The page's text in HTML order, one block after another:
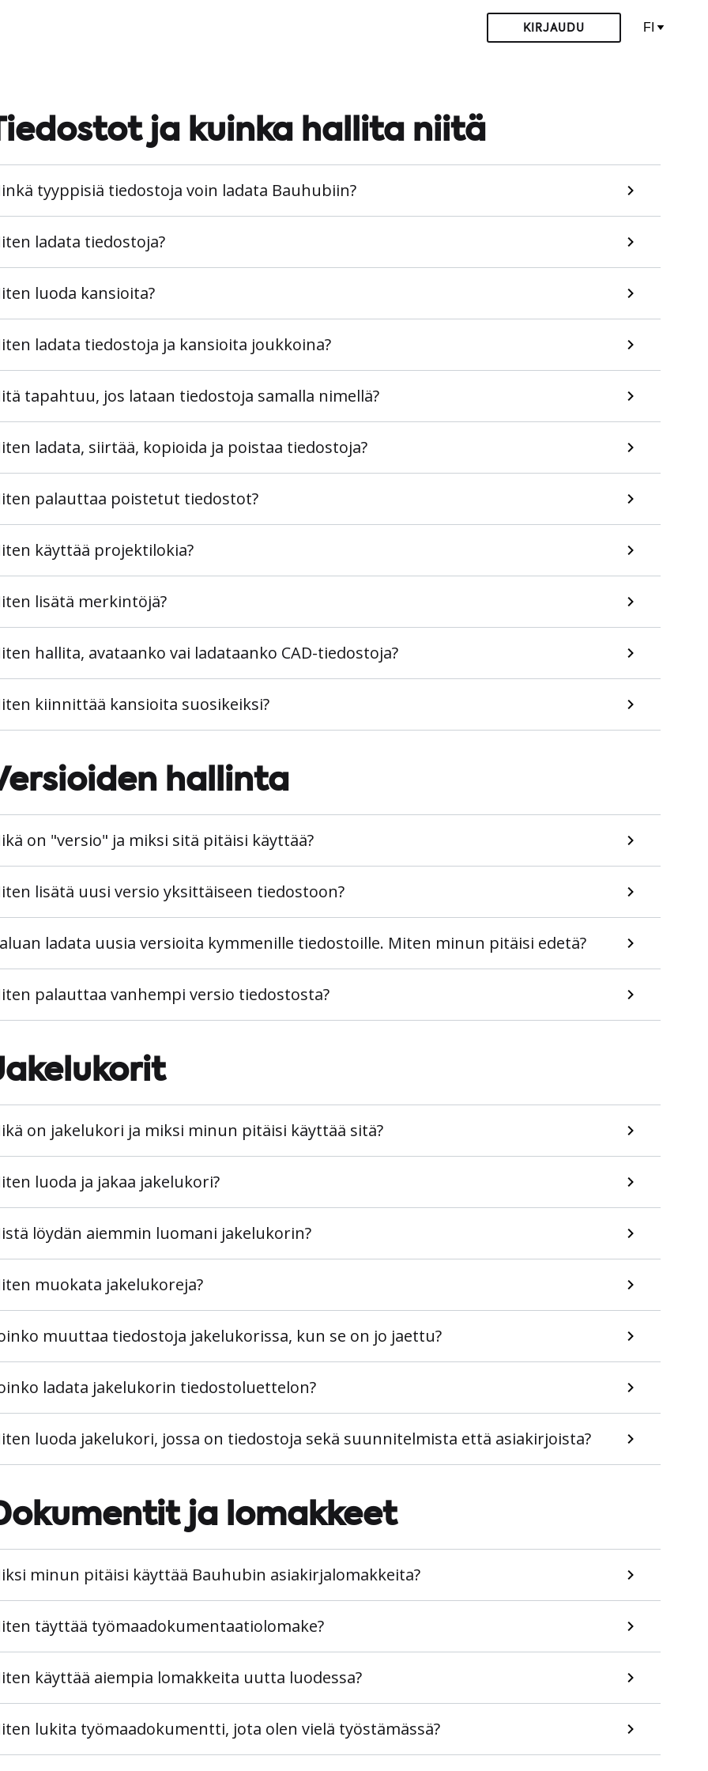
KIRJAUDU FI
ja kuinka hallita niitä
tyyppisiä tiedostoja voin ladata Bauhubiin?
ladata tiedostoja?
luoda kansioita?
ladata tiedostoja ja kansioita joukkoina?
tapahtuu, jos lataan tiedostoja samalla nimellä?
ladata, siirtää, kopioida ja poistaa tiedostoja?
palauttaa poistetut tiedostot?
käyttää projektilokia?
lisätä merkintöjä?
hallita, avataanko vai ladataanko CAD-tiedostoja?
kiinnittää kansioita suosikeiksi?
hallinta
on "versio" ja miksi sitä pitäisi käyttää?
lisätä uusi versio yksittäiseen tiedostoon?
ladata uusia versioita kymmenille tiedostoille. Miten minun pitäisi edetä?
palauttaa vanhempi versio tiedostosta?
on jakelukori ja miksi minun pitäisi käyttää sitä?
luoda ja jakaa jakelukori?
löydän aiemmin luomani jakelukorin?
muokata jakelukoreja?
muuttaa tiedostoja jakelukorissa, kun se on jo jaettu?
ladata jakelukorin tiedostoluettelon?
luoda jakelukori, jossa on tiedostoja sekä suunnitelmista että asiakirjoista?
ja lomakkeet
minun pitäisi käyttää Bauhubin asiakirjalomakkeita?
täyttää työmaadokumentaatiolomake?
käyttää aiempia lomakkeita uutta luodessa?
lukita työmaadokumentti, jota olen vielä työstämässä?